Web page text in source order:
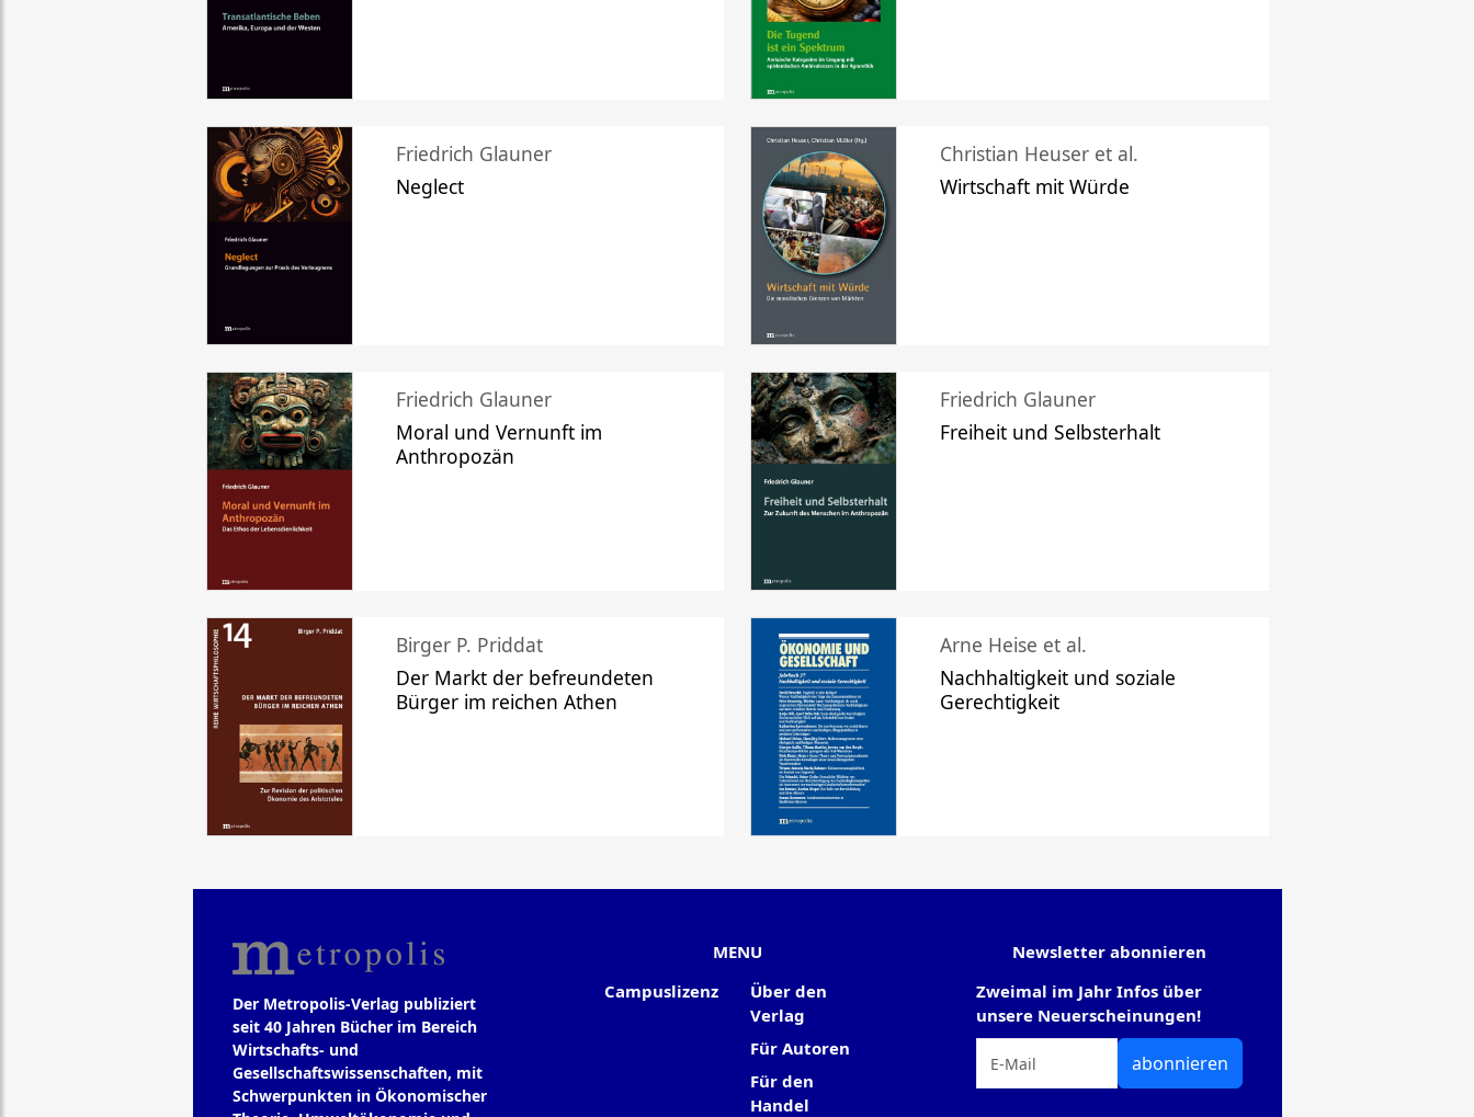
Friedrich Glauner
Neglect
Christian Heuser et al.
Wirtschaft mit Würde
Friedrich Glauner
Moral und Vernunft im
Anthropozän
Friedrich Glauner
Freiheit und Selbsterhalt
Birger P. Priddat
Der Markt der befreundeten
Bürger im reichen Athen
Arne Heise et al.
Nachhaltigkeit und soziale
Gerechtigkeit
Der Metropolis-Verlag publiziert
seit 40 Jahren Bücher im Bereich
Wirtschafts- und
Gesellschaftswissenschaften, mit
Schwerpunkten in Ökonomischer
MENU
Campuslizenz
Über den
Verlag
Für Autoren
Für den
Handel
Newsletter abonnieren
Zweimal im Jahr Infos über
unsere Neuerscheinungen!
abonnieren